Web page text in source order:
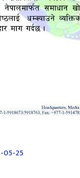
05-25